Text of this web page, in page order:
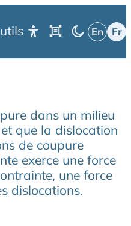
dans un milieu
que la dislocation
de coupure
exerce une force
une force
dislocations.